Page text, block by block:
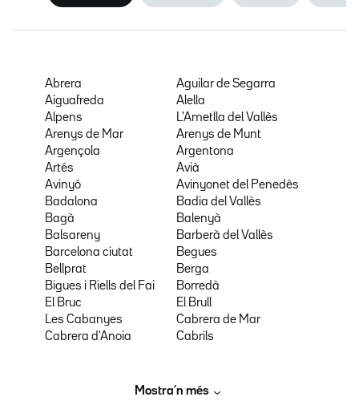
Abrera
Aguilar de Segarra
Aiguafreda
Alella
Alpens
L'Ametlla del Vallès
Arenys de Mar
Arenys de Munt
Argençola
Argentona
Artés
Avià
Avinyó
Avinyonet del Penedès
Badalona
Badia del Vallès
Bagà
Balenyà
Balsareny
Barberà del Vallès
Barcelona ciutat
Begues
Bellprat
Berga
Bigues i Riells del Fai
Borredà
El Bruc
El Brull
Les Cabanyes
Cabrera de Mar
Cabrera d'Anoia
Cabrils
Mostra’n més